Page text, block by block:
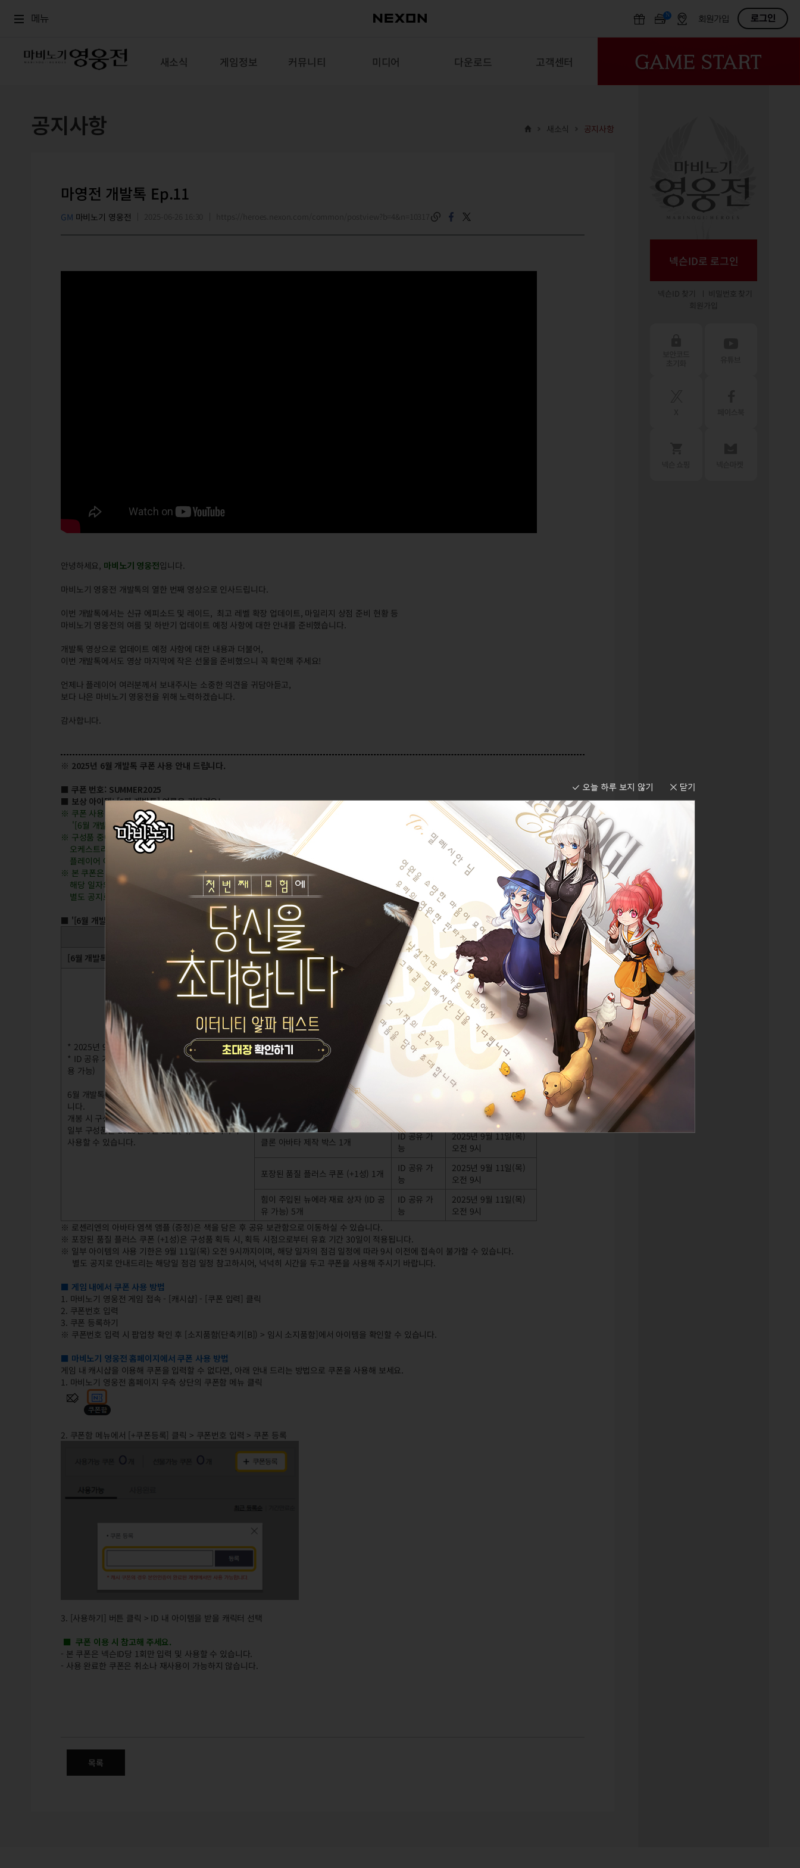
메뉴 N OFF회원가입 로그인
새소식 게임정보 커뮤니티 미디어 다운로드 고객센터
공지사항 새소식 공지사항
마영전 개발톡 Ep.11
GM 마비노기 영웅전
안녕하세요, 마비노기 영웅전입니다.
마비노기 영웅전 개발톡의 열한 번째 영상으로 인사드립니다.
이번 개발톡에서는 신규 에피소드 및 레이드, 최고 레벨 확장 업데이트, 마일리지 상점 준비 현황 등
마비노기 영웅전의 여름 및 하반기 업데이트 예정 사항에 대한 안내를 준비했습니다.
개발톡 영상으로 업데이트 예정 사항에 대한 내용과 더불어,
이번 개발톡에서도 영상 마지막에 작은 선물을 준비했으니 꼭 확인해 주세요!
언제나 플레이어 여러분께서 보내주시는 소중한 의견을 귀담아듣고,
보다 나은 마비노기 영웅전을 위해 노력하겠습니다.
감사합니다.
※ 2025년 6월 개발톡 쿠폰 사용 안내 드립니다.
■ 쿠폰 번호: SUMMER2025
■ 보상 아이템: [6월 개발톡] 여름을 기다려요!
※ 쿠폰 사용 시 '[6월 개발톡] 여름을 기다려요!' 아이템을 획득할 수 있으며,
'[6월 개발톡] 여름을 기다려요!' 아이템 사용 시 아래 구성품을 모두 획득할 수 있습니다.
※ 구성품 중에는 오케스트라 관람 시 선물로 증정 예정이었던 문양 아이템 2종이 포함되어 있습니다.
오케스트라 관람 이벤트는 아쉽게 취소되었지만,
플레이어 여러분의 성원과 관심에 대한 감사의 의미로모든 플레이어 여러분께 드리는 점 참고 부탁드립니다.
※ 본 쿠폰은 2025년 8월 21일(목) 오전 9시까지 사용할 수 있으며,
해당 일자의 점검 일정에 따라 사용 만료 기간 전에 접속이 불가할 수 있습니다.
별도 공지로 안내드리는 해당일 점검 일정 참고하시어, 넉넉히 시간을 두고 쿠폰을 사용해 주시기 바랍니다.
■ '[6월 개발톡] 여름을 기다려요!' 아이템 및 구성품 안내
구성품 안내
[6월 개발톡] 여름을 기다려요!
구성품 이름 거래 속성 사용 기한
* 2025년 9월 11일(목) 오전 9시까지 사용 가능
* ID 공유 가능 (ID 내 우편거래 가능, 공유 보관함 이
용 가능)
6월 개발톡을 시청해 주신 영웅님들께 드리는 선물입
니다.
개봉 시 구성품을 모두 획득할 수 있습니다.
일부 구성품은 2025년 9월 11일(목) 오전 9시까지
사용할 수 있습니다.
문양: 낮의 심포니뀨 1개
ID 공유 가
-
문양: 밤의 심포니뀨 1개
ID 공유 가
능
포장된 생도 배지 (15일) 1개
공유 보관함
가능
2025년 9월 11일(목)
오전 9시
홈 VVIP 서비스 (15일) 1개 캐릭터 귀속
2025년 9월 11일(목)
오전 9시
로센리엔의 아바타 염색 앰플 (증정)
2개
2025년 9월 11일(목)
클론 아바타 제작 박스 1개
ID 공유 가
능
2025년 9월 11일(목)
오전 9시
포장된 품질 플러스 쿠폰 (+1성) 1개
ID 공유 가
능
2025년 9월 11일(목)
오전 9시
힘이 주입된 뉴에라 재료 상자 (ID 공
유 가능) 5개
ID 공유 가
능
2025년 9월 11일(목)
오전 9시
​※ 로센리엔의 아바타 염색 앰플 (증정)은 색을 담은 후 공유 보관함으로 이동하실 수 있습니다.
※ 포장된 품질 플러스 쿠폰 (+1성)은 구성품 획득 시, 획득 시점으로부터 유효 기간 30일이 적용됩니다.
※ 일부 아이템의 사용 기한은 9월 11일(목) 오전 9시까지이며, 해당 일자의 점검 일정에 따라 9시 이전에 접속이 불가할 수 있습니다.
별도 공지로 안내드리는 해당일 점검 일정 참고하시어, 넉넉히 시간을 두고 쿠폰을 사용해 주시기 바랍니다.
■ 게임 내에서 쿠폰 사용 방법
1. 마비노기 영웅전 게임 접속 - [캐시샵] - [쿠폰 입력] 클릭
2. 쿠폰번호 입력
3. 쿠폰 등록하기
※ 쿠폰번호 입력 시 팝업창 확인 후 [소지품함(단축키[B]) > 임시 소지품함]에서 아이템을 확인할 수 있습니다.
■ 마비노기 영웅전 홈페이지에서 쿠폰 사용 방법
게임 내 캐시샵을 이용해 쿠폰을 입력할 수 없다면, 아래 안내 드리는 방법으로 쿠폰을 사용해 보세요.
1. 마비노기 영웅전 홈페이지 우측 상단의 쿠폰함 메뉴 클릭
2. 쿠폰함 메뉴에서 [+쿠폰등록] 클릭 > 쿠폰번호 입력 > 쿠폰 등록
3. [사용하기] 버튼 클릭 > ID 내 아이템을 받을 캐릭터 선택
■ 쿠폰 이용 시 참고해 주세요.
- 본 쿠폰은 넥슨ID당 1회만 입력 및 사용할 수 있습니다.
- 사용 완료한 쿠폰은 취소나 재사용이 가능하지 않습니다.
목록
넥슨ID로 로그인
넥슨ID 찾기
비밀번호 찾기
회원가입